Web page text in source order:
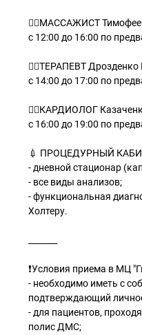
👨‍⚕МАССАЖИСТ
с 12:00 до 16:00 по
👩‍⚕ТЕРАПЕВТ Дрозденко
с 14:00 до 17:00 по
👩‍⚕КАРДИОЛОГ
с 16:00 до 19:00 по
💉 ПРОЦЕДУРНЫЙ
- дневной стационар
- все виды анализов;
- функциональная
Холтеру.
❗Условия приема в МЦ
- необходимо иметь с
подтверждающий
- для пациентов,
полис ДМС;